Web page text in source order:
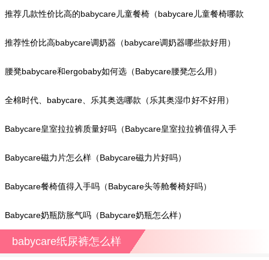
推荐几款性价比高的babycare儿童餐椅（babycare儿童餐椅哪款
好）
推荐性价比高babycare调奶器（babycare调奶器哪些款好用）
腰凳babycare和ergobaby如何选（Babycare腰凳怎么用）
全棉时代、babycare、乐其奥选哪款（乐其奥湿巾好不好用）
Babycare皇室拉拉裤质量好吗（Babycare皇室拉拉裤值得入手
吗）
Babycare磁力片怎么样（Babycare磁力片好吗）
Babycare餐椅值得入手吗（Babycare头等舱餐椅好吗）
Babycare奶瓶防胀气吗（Babycare奶瓶怎么样）
babycare纸尿裤怎么样